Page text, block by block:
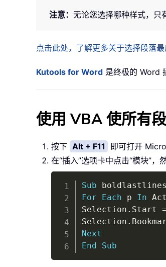
注意： 无论您选择哪种样式，只
点击此处，了解更多关于选择段落最
Kutools for Word 是终极的 Word
使用 VBA 使所有
按下 Alt + F11
即可打开
在“插入”选项卡中点击“模块”，
Sub
For
Each p In
Selection . Start =
Selection .
Next
End
Sub